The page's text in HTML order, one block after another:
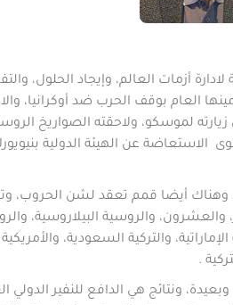
أزمات العالم، وإيجاد الحلول،
العام بوقف الحرب ضد أوكرانيا،
لموسكو، ولاحقته الصواريخ
الاستعاضة عن الهيئة الدولية
وهناك أيضا قمم تعقد لشن الحروب،
والعشرون، والروسية البيلاروسية،
والتركية السعودية،
.
ونتائج هي الدافع للنفير